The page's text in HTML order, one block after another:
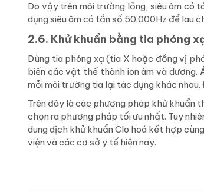
Do vậy trên môi trường lỏng, siêu âm có
dụng siêu âm có tần số 50.000Hz để lau
2.6. Khử khuẩn bằng tia phóng
Dùng tia phóng xạ (tia X hoặc đồng vị
biến các vật thể thành ion âm và dương.
mỗi môi trường tia lại tác dụng khác
Trên đây là các phương pháp khử khuẩn
chọn ra phương pháp tối ưu nhất. Tuy
dung dịch khử khuẩn Clo hoá kết hợp
viện và các cơ sở y tế hiện nay.